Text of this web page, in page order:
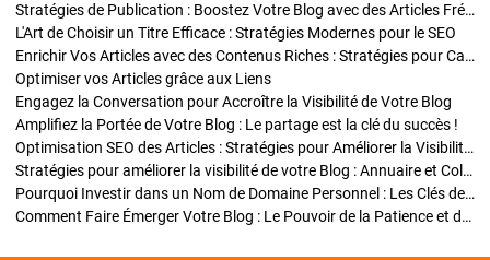
Stratégies de Publication : Boostez Votre Blog avec des Articles Fréquents et Exclusifs
L'Art de Choisir un Titre Efficace : Stratégies Modernes pour le SEO
Enrichir Vos Articles avec des Contenus Riches : Stratégies pour Captiver et Optimiser
Optimiser vos Articles grâce aux Liens
Engagez la Conversation pour Accroître la Visibilité de Votre Blog
Amplifiez la Portée de Votre Blog : Le partage est la clé du succès !
Optimisation SEO des Articles : Stratégies pour Améliorer la Visibilité de Votre Blog
Stratégies pour améliorer la visibilité de votre Blog : Annuaire et Collaborations
Pourquoi Investir dans un Nom de Domaine Personnel : Les Clés de la Réussite de Votre Blog
Comment Faire Émerger Votre Blog : Le Pouvoir de la Patience et de la Persévérance